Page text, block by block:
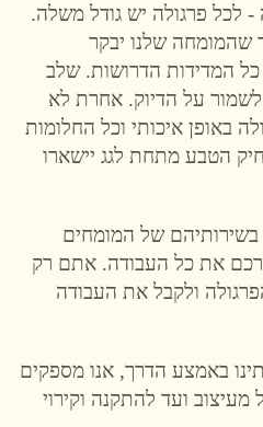
לכל פרגולה יש גודל משלה.
שהמומחה שלנו יבקר
המדידות הדרושות. שלב
על הדיוק. אחרת לא
באופן איכותי וכל החלומות
הטבע מתחת לגג יישארו
של המומחים
את כל העבודה. אתם רק
ולקבל את העבודה
באמצע הדרך, אנו מספקים
ועד להתקנה וקירוי